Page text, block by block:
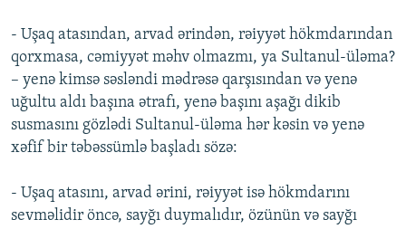
- Uşaq atasından, arvad ərindən, rəiyyət hökmdarından
qorxmasa, cəmiyyət məhv olmazmı, ya Sultanul-üləma?
– yenə kimsə səsləndi mədrəsə qarşısından və yenə
uğultu aldı başına ətrafı, yenə başını aşağı dikib
susmasını gözlədi Sultanul-üləma hər kəsin və yenə
xəfif bir təbəssümlə başladı sözə:
- Uşaq atasını, arvad ərini, rəiyyət isə hökmdarını
sevməlidir öncə, sayğı duymalıdır, özünün və sayğı